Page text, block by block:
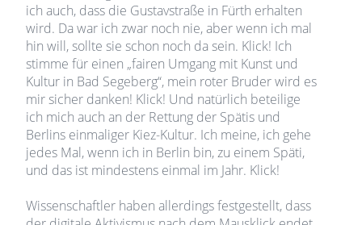
ich auch, dass die Gustavstraße in Fürth erhalten
wird. Da war ich zwar noch nie, aber wenn ich mal
hin will, sollte sie schon noch da sein. Klick! Ich
stimme für einen „fairen Umgang mit Kunst und
Kultur in Bad Segeberg“, mein roter Bruder wird es
mir sicher danken! Klick! Und natürlich beteilige
ich mich auch an der Rettung der Spätis und
Berlins einmaliger Kiez-Kultur. Ich meine, ich gehe
jedes Mal, wenn ich in Berlin bin, zu einem Späti,
und das ist mindestens einmal im Jahr. Klick!
Wissenschaftler haben allerdings festgestellt, dass